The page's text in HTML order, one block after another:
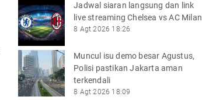
Jadwal siaran langsung dan link
live streaming Chelsea vs AC Milan
8 Agt 2026 18:26
Muncul isu demo besar Agustus,
Polisi pastikan Jakarta aman
terkendali
8 Agt 2026 18:09